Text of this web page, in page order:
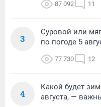
87 092 11
3
Суровой или
по погоде 5
77 730 12
4
Какой будет
августа, —